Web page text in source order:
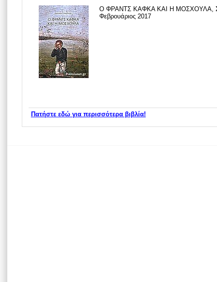
Ο ΦΡΑΝΤΣ ΚΑΦΚΑ ΚΑΙ Η ΜΟΣΧΟΥΛΑ,
Φεβρουάριος 2017
Πατήστε εδώ για περισσότερα βιβλία!